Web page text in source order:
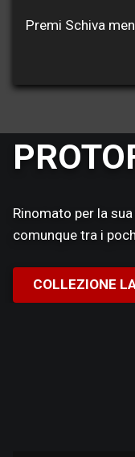
Premi Schiva
Rinomato per la
comunque tra i
COLLEZIONE